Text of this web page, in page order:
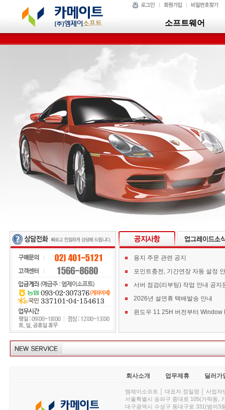
소프트웨어
용지 주문 관련 공지
포인트충전, 기간연장 자동 설정
서버 점검(리부팅) 작업 안내 공지
2026년 설연휴 택배발송 안내
회사소개 업무제휴 딜러가
엠제이소프트 │ 대표자 정일영 │ 사업
서울특별시 송파구 중대로 105(가락동,
대구광역시 수성구 동대구로 331(범어3